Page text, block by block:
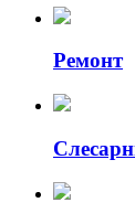
Ремонт